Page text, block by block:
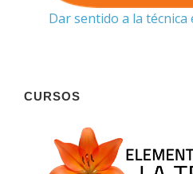
Dar sentido a la técnica
CURSOS